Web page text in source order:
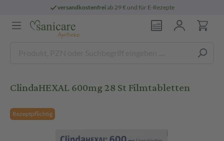
versandkostenfreiab 29 € und für E-Rezepte
ClindaHEXAL 600mg 28 St Filmtabletten
Rezeptpflichtig